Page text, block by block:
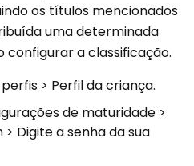
os títulos mencionados
uma determinada
configurar a classificação.
> Perfil da criança.
de maturidade >
Digite a senha da sua